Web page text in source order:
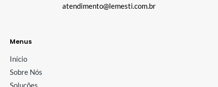
atendimento@lemesti.com.br
Menus
Início
Sobre Nós